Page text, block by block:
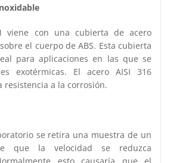
viene con una cubierta de acero
el cuerpo de ABS. Esta cubierta
para aplicaciones en las que se
exotérmicas. El acero AISI 316
a la corrosión.
se retira una muestra de un
que la velocidad se reduzca
esto causaría que el